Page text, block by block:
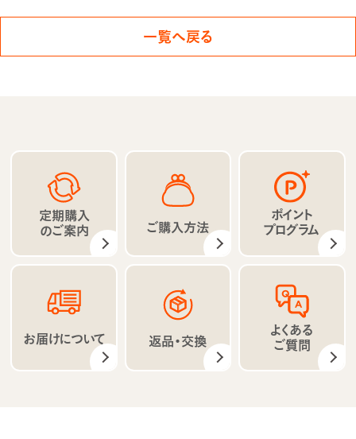
一覧へ戻る
定期購入
のご案内 ご購入方法
ポイント
プログラム
お届けについて 返品・交換
よくある
ご質問